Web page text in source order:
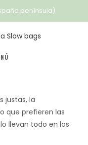
península)
justas, la
que prefieren las
llevan todo en los